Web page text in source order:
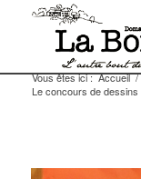
Vous êtes ici : Accueil /
Le concours de dessins